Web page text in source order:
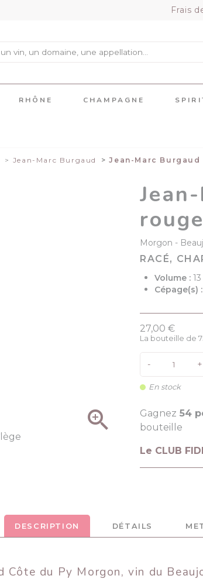
Frais
RHÔNE CHAMPAGNE
Jean-Marc Burgaud Jean-Marc

Morgon
RACÉ,
Volume :
Cépage(s) :
27,00 €
La bouteille de
- +
En stock
Gagnez 54
bouteille
Le CLUB
DESCRIPTION DÉTAILS
Côte du Py Morgon, vin du